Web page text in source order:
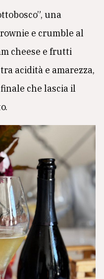
una
e crumble al
cheese e frutti
acidità e amarezza,
che lascia il